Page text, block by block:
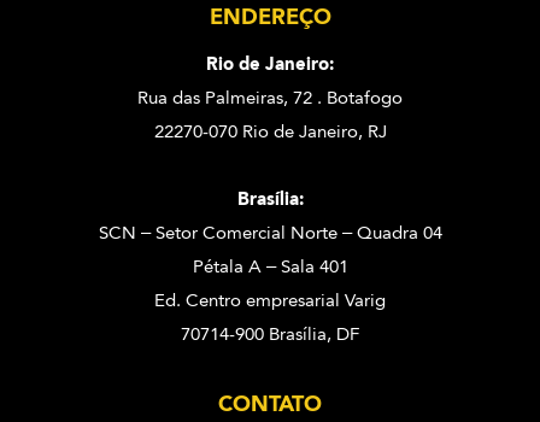
ENDEREÇO
Rio de Janeiro:
Rua das Palmeiras, 72 . Botafogo
22270-070 Rio de Janeiro, RJ
Brasília:
SCN – Setor Comercial Norte – Quadra 04
Pétala A – Sala 401
Ed. Centro empresarial Varig
70714-900 Brasília, DF
CONTATO